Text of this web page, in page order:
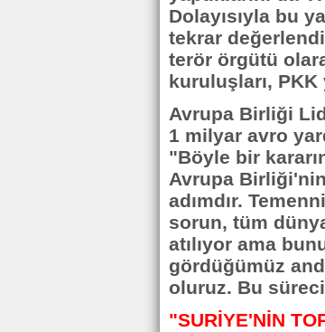
Dolayısıyla bu
tekrar
terör örgütü
kuruluşları,
Avrupa Birliği
1 milyar avro
"Böyle bir
Avrupa
adımdır.
sorun, tüm
atılıyor ama
gördüğümüz
oluruz. Bu
"SURİYE'NİN